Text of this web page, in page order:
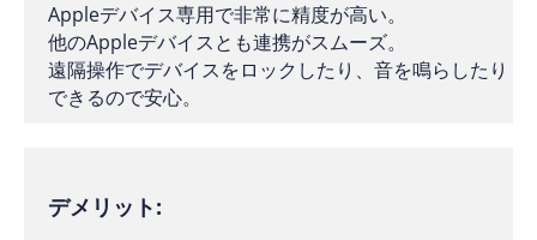
Appleデバイス専用で非常に精度が高い。
他のAppleデバイスとも連携がスムーズ。
遠隔操作でデバイスをロックしたり、音を鳴らしたり
できるので安心。
デメリット: